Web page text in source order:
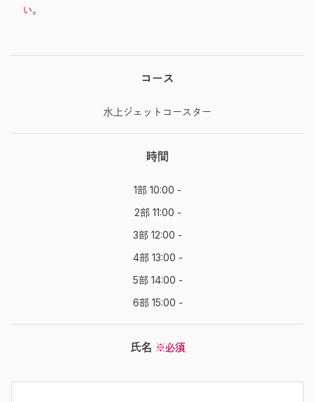
い。
コース
水上ジェットコースター
時間
1部 10:00 -
2部 11:00 -
3部 12:00 -
4部 13:00 -
5部 14:00 -
6部 15:00 -
氏名 ※必須